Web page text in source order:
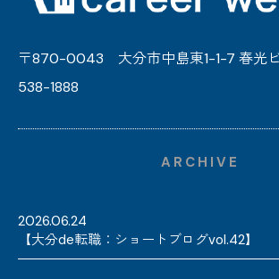
〒870-0043 大分市中島東1-1-7 春光
538-1888
ARCHIVE
2026.06.24
【大分de転職：ショートブログvol.42】